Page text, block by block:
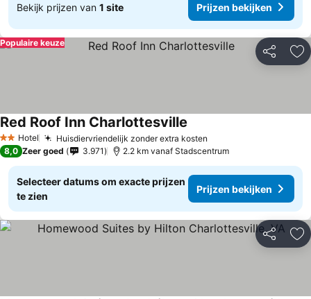
Bekijk prijzen van 1 site Prijzen bekijken
Delen
Populaire keuze
2 Sterren
Hotel Huisdiervriendelijk zonder extra kosten
Red Roof Inn Charlottesville
8,0 Zeer goed 3.971 2.2 km vanaf Stadscentrum
Selecteer datums om exacte prijzen
te zien
Prijzen bekijken
Delen